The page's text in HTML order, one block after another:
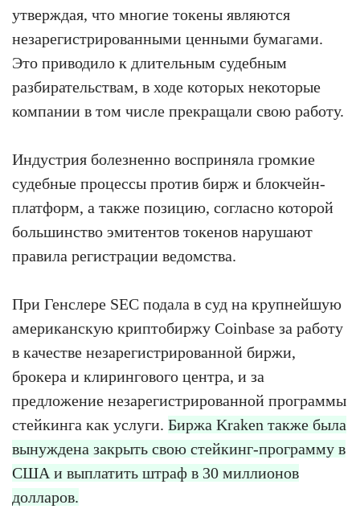
утверждая, что многие токены являются
незарегистрированными ценными бумагами.
Это приводило к длительным судебным
разбирательствам, в ходе которых некоторые
компании в том числе прекращали свою работу.
Индустрия болезненно восприняла громкие
судебные процессы против бирж и блокчейн-
платформ, а также позицию, согласно которой
большинство эмитентов токенов нарушают
правила регистрации ведомства.
При Генслере SEC подала в суд на крупнейшую
американскую криптобиржу Coinbase за работу
в качестве незарегистрированной биржи,
брокера и клирингового центра, и за
предложение незарегистрированной программы
стейкинга как услуги. Биржа Kraken также была
вынуждена закрыть свою стейкинг-программу в
США и выплатить штраф в 30 миллионов
долларов.